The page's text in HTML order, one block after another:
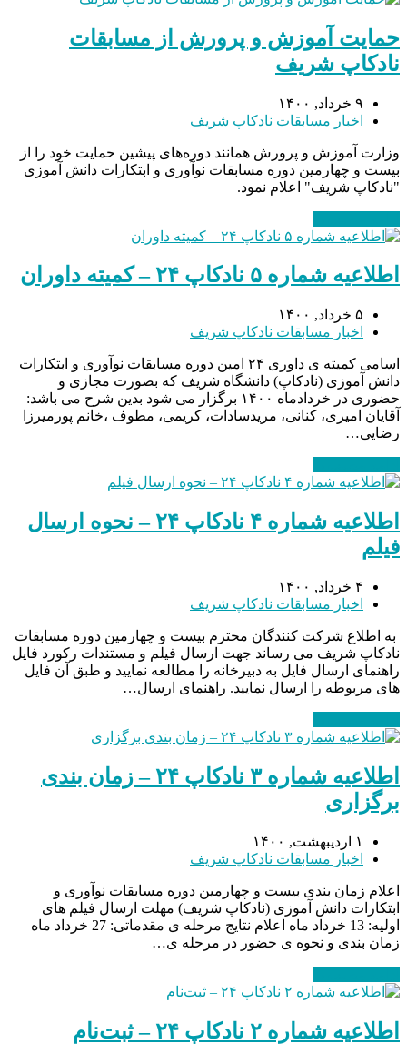
حمایت آموزش و پرورش از مسابقات
نادکاپ شریف
۹ خرداد, ۱۴۰۰
اخبار مسابقات نادکاپ شریف
وزارت آموزش و پرورش همانند دوره‌های پیشین حمایت خود را از
بیست و چهارمین دوره مسابقات نوآوری و ابتکارات دانش آموزی
"نادکاپ شریف" اعلام نمود.
اطلاعیه شماره ۵ نادکاپ ۲۴ – کمیته داوران
۵ خرداد, ۱۴۰۰
اخبار مسابقات نادکاپ شریف
اسامی کمیته ی داوری ۲۴ امین دوره مسابقات نوآوری و ابتکارات
دانش آموزی (نادکاپ) دانشگاه شریف که بصورت مجازی و
حضوری در خردادماه ۱۴۰۰ برگزار می شود بدین شرح می باشد:
آقایان امیری، کنانی، مریدسادات، کریمی، مطوف ،خانم پورمیرزا
رضایی…
اطلاعیه شماره ۴ نادکاپ ۲۴ – نحوه ارسال
فیلم
۴ خرداد, ۱۴۰۰
اخبار مسابقات نادکاپ شریف
به اطلاع شرکت کنندگان محترم بیست و چهارمین دوره مسابقات
نادکاپ شریف می رساند جهت ارسال فیلم و مستندات رکورد فایل
راهنمای ارسال فایل به دبیرخانه را مطالعه نمایید و طبق آن فایل
های مربوطه را ارسال نمایید. راهنمای ارسال…
اطلاعیه شماره ۳ نادکاپ ۲۴ – زمان بندی
برگزاری
۱ اردیبهشت, ۱۴۰۰
اخبار مسابقات نادکاپ شریف
اعلام زمان بندی بیست و چهارمین دوره مسابقات نوآوری و
ابتکارات دانش آموزی (نادکاپ شریف) مهلت ارسال فیلم های
اولیه: 13 خرداد ماه اعلام نتایج مرحله ی مقدماتی: 27 خرداد ماه
زمان بندی و نحوه ی حضور در مرحله ی…
اطلاعیه شماره ۲ نادکاپ ۲۴ – ثبت‌نام